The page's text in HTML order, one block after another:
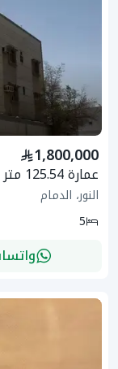
1,800,000
عمارة 125.54 متر مربع واجهة جنوبية
النور، الدمام
5